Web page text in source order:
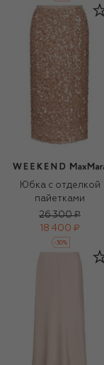
Юбка с отделкой
пайетками
26 300 ₽
18 400 ₽
-30%